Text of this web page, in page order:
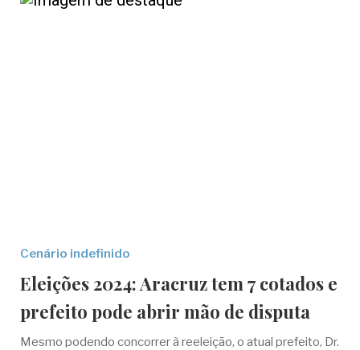
Cenário indefinido
Eleições 2024: Aracruz tem 7 cotados e
prefeito pode abrir mão de disputa
Mesmo podendo concorrer à reeleição, o atual prefeito, Dr.